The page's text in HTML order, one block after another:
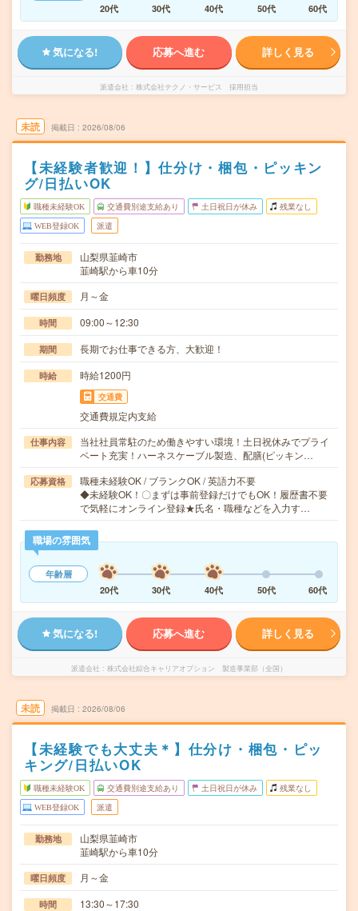
20代
30代 40代 50代 60代
気になる! 応募へ進む 詳しく見る
派遣会社 株式会社テクノ・サービス 採用担当
未読 掲載日 2026/08/06
【未経験者歓迎！】仕分け・梱包・ピッキン
グ/日払いOK
職種未経験OK 交通費別途支給あり 土日祝日が休み 残業なし
WEB登録OK 派遣
勤務地
山梨県韮崎市
韮崎駅から車10分
曜日頻度 月～金
時間 09:00～12:30
期間 長期でお仕事できる方、大歓迎！
時給 時給1200円
交通費
交通費規定内支給
仕事内容
当社社員常駐のため働きやすい環境！土日祝休みでプライ
ベート充実！ハーネスケーブル製造、配膳(ピッキン…
応募資格
職種未経験OK / ブランクOK / 英語力不要
◆未経験OK！〇まずは事前登録だけでもOK！履歴書不要
で気軽にオンライン登録★氏名・職種などを入力す…
職場の雰囲気
年齢層
20代
30代 40代 50代 60代
気になる! 応募へ進む 詳しく見る
派遣会社 株式会社綜合キャリアオプション 製造事業部（全国）
未読 掲載日 2026/08/06
【未経験でも大丈夫＊】仕分け・梱包・ピッ
キング/日払いOK
職種未経験OK 交通費別途支給あり 土日祝日が休み 残業なし
WEB登録OK 派遣
勤務地
山梨県韮崎市
韮崎駅から車10分
曜日頻度 月～金
時間 13:30～17:30